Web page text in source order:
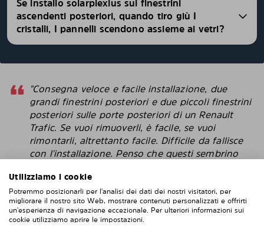
Se installo solarplexius sui finestrini
ascendenti posteriori, quando tiro giù I
cristalli, I pannelli scendono assieme ai vetri?
"Consegna veloce e facile installazione, due
grandi finestrini posteriori e due piccoli finestrini
posteriori sulle porte posteriori di un Renault
Trafic. Se vuoi rimuoverli, è facile, se vuoi
rimontarli, altrettanto facile. Difficile da fallisce
con l'installazione. Penso che questi sembrino
attacchi direttamente alla finestra. "
Robert
Utilizziamo i cookie
Potremmo posizionarli per l'analisi dei dati dei nostri visitatori, per
migliorare il nostro sito Web, mostrare contenuti personalizzati e offrirti
un'esperienza di navigazione eccezionale. Per ulteriori informazioni sui
cookie utilizziamo aprire le impostazioni.